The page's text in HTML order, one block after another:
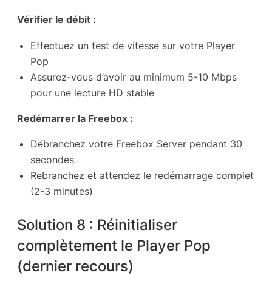
Vérifier le débit :
Effectuez un test de vitesse sur votre Player
Pop
Assurez-vous d’avoir au minimum 5-10 Mbps
pour une lecture HD stable
Redémarrer la Freebox :
Débranchez votre Freebox Server pendant 30
secondes
Rebranchez et attendez le redémarrage complet
(2-3 minutes)
Solution 8 : Réinitialiser
complètement le Player Pop
(dernier recours)